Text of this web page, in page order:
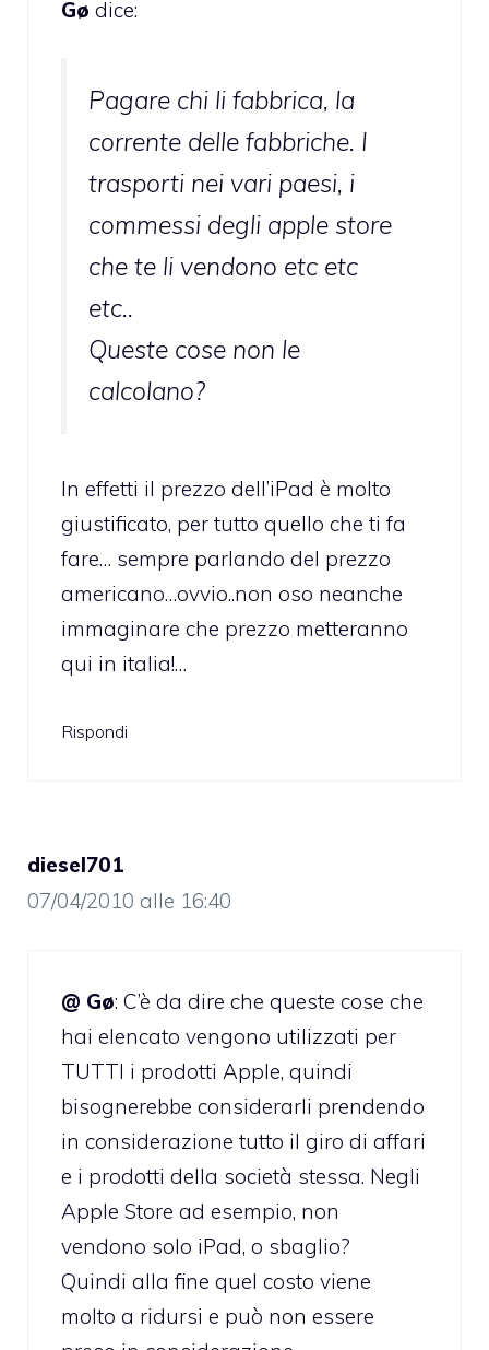
Gø dice:
Pagare chi li fabbrica, la
corrente delle fabbriche. I
trasporti nei vari paesi, i
commessi degli apple store
che te li vendono etc etc
etc..
Queste cose non le
calcolano?
In effetti il prezzo dell’iPad è molto
giustificato, per tutto quello che ti fa
fare… sempre parlando del prezzo
americano…ovvio..non oso neanche
immaginare che prezzo metteranno
qui in italia!…
Rispondi
diesel701
07/04/2010 alle 16:40
@ Gø: C’è da dire che queste cose che
hai elencato vengono utilizzati per
TUTTI i prodotti Apple, quindi
bisognerebbe considerarli prendendo
in considerazione tutto il giro di affari
e i prodotti della società stessa. Negli
Apple Store ad esempio, non
vendono solo iPad, o sbaglio?
Quindi alla fine quel costo viene
molto a ridursi e può non essere